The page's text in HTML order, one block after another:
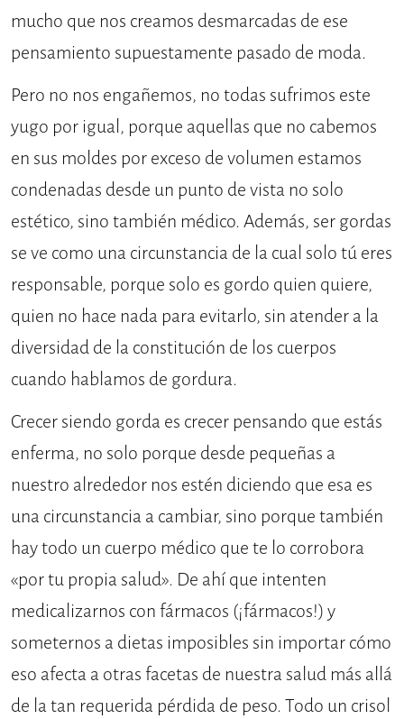
mucho que nos creamos desmarcadas de ese
pensamiento supuestamente pasado de moda.
Pero no nos engañemos, no todas sufrimos este
yugo por igual, porque aquellas que no cabemos
en sus moldes por exceso de volumen estamos
condenadas desde un punto de vista no solo
estético, sino también médico. Además, ser gordas
se ve como una circunstancia de la cual solo tú eres
responsable, porque solo es gordo quien quiere,
quien no hace nada para evitarlo, sin atender a la
diversidad de la constitución de los cuerpos
cuando hablamos de gordura.
Crecer siendo gorda es crecer pensando que estás
enferma, no solo porque desde pequeñas a
nuestro alrededor nos estén diciendo que esa es
una circunstancia a cambiar, sino porque también
hay todo un cuerpo médico que te lo corrobora
«por tu propia salud». De ahí que intenten
medicalizarnos con fármacos (¡fármacos!) y
someternos a dietas imposibles sin importar cómo
eso afecta a otras facetas de nuestra salud más allá
de la tan requerida pérdida de peso. Todo un crisol